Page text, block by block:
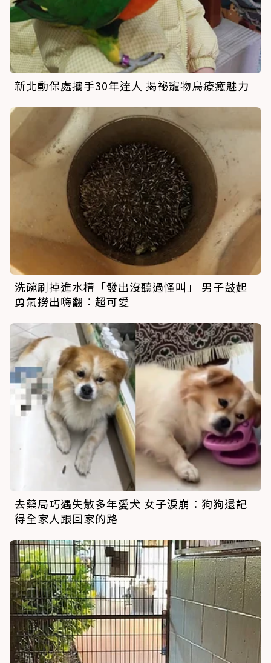
新北動保處攜手30年達人 揭祕寵物鳥療癒魅力
洗碗刷掉進水槽「發出沒聽過怪叫」 男子鼓起
勇氣撈出嗨翻：超可愛
去藥局巧遇失散多年愛犬 女子淚崩：狗狗還記
得全家人跟回家的路